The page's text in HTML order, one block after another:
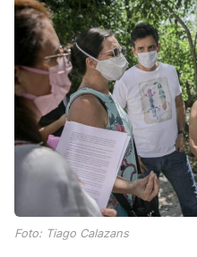
Foto: Tiago Calazans